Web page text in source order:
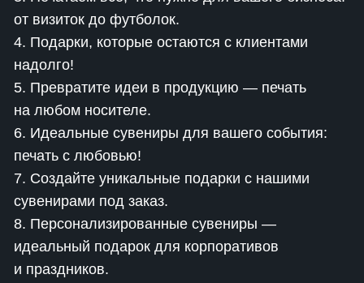
от визиток до футболок.
4. Подарки, которые остаются с клиентами
надолго!
5. Превратите идеи в продукцию — печать
на любом носителе.
6. Идеальные сувениры для вашего события:
печать с любовью!
7. Создайте уникальные подарки с нашими
сувенирами под заказ.
8. Персонализированные сувениры —
идеальный подарок для корпоративов
и праздников.